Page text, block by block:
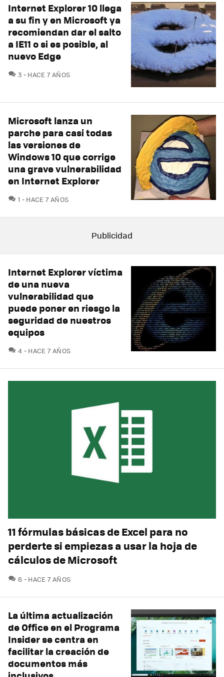
Internet Explorer 10 llega
a su fin y en Microsoft ya
recomiendan dar el salto
a IE11 o si es posible, al
nuevo Edge
3 COMENTARIOS
HACE 7 AÑOS
Microsoft lanza un
parche para casi todas
las versiones de
Windows 10 que corrige
una grave vulnerabilidad
en Internet Explorer
1 COMENTARIOS
HACE 7 AÑOS
Internet Explorer víctima
de una nueva
vulnerabilidad que
puede poner en riesgo la
seguridad de nuestros
equipos
4 COMENTARIOS
HACE 7 AÑOS
11 fórmulas básicas de Excel para no
perderte si empiezas a usar la hoja de
cálculos de Microsoft
6 COMENTARIOS
HACE 7 AÑOS
La última actualización
de Office en el Programa
Insider se centra en
facilitar la creación de
documentos más